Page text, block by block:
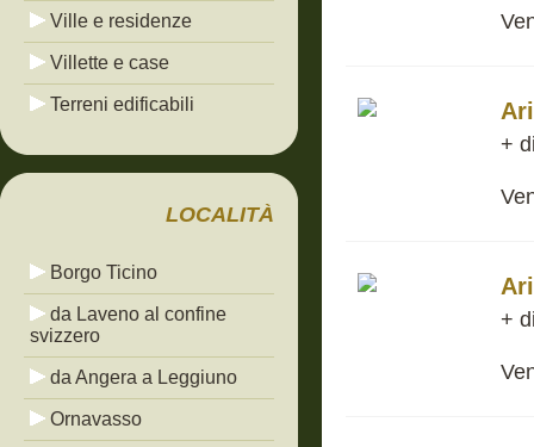
Ville e residenze
Villette e case
Terreni edificabili
LOCALITÀ
Borgo Ticino
da Laveno al confine
svizzero
da Angera a Leggiuno
Ornavasso
+
+